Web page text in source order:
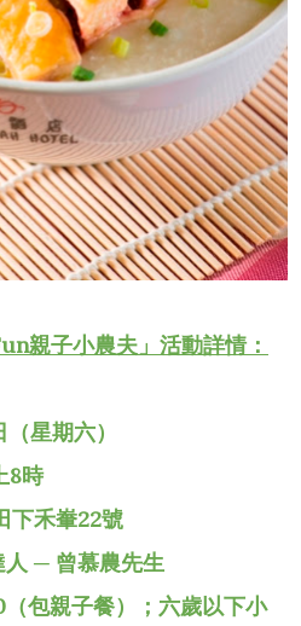
親子小農夫」活動詳情：
星期六）
8時
下禾輋22號
─ 曾慕農先生
包親子餐）；六歲以下小